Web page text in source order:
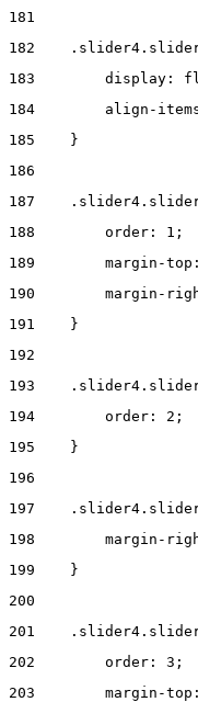
181
182
183
display:
184
align-
185
    }
186
187
188
        order: 1;
189
margin-
190
margin-
191
    }
192
193
194
        order: 2;
195
    }
196
197
198
margin-
199
    }
200
201
202
        order: 3;
203
margin-